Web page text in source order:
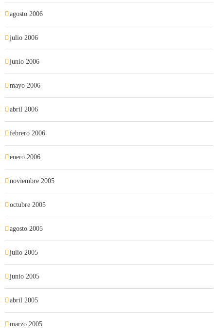
agosto 2006
julio 2006
junio 2006
mayo 2006
abril 2006
febrero 2006
enero 2006
noviembre 2005
octubre 2005
agosto 2005
julio 2005
junio 2005
abril 2005
marzo 2005